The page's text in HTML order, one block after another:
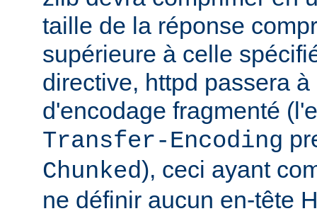
taille de la réponse
supérieure à celle
directive, httpd passera
d'encodage fragmenté
Transfer-Encoding
Chunked), ceci ayant
ne définir aucun en-tête